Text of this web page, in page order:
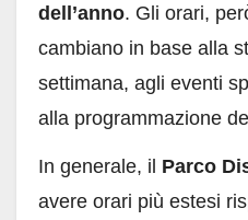
dell’anno. Gli orari,
cambiano in base alla
settimana, agli eventi
alla programmazione
In generale, il Parco
avere orari più estesi